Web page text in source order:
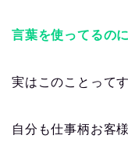
言葉を使ってるの
実はこのことって
自分も仕事柄お客